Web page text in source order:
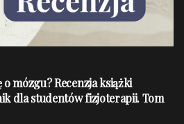
które podzielone zostały na
dolegliwości, badanie
oraz zakończenie badania.
w podobny sposób opisane w
autorki było, aby
szybki, czyli aby od razu
mózgu? Recenzja książki
dla studentów fizjoterapii. Tom